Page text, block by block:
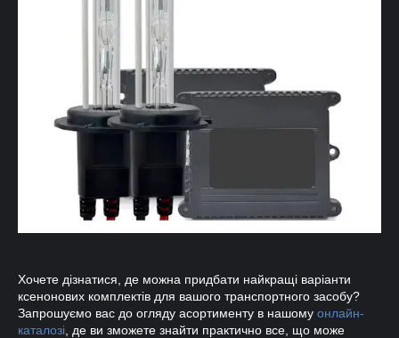
Хочете дізнатися, де можна придбати найкращі варіанти
ксенонових комплектів для вашого транспортного засобу?
Запрошуємо вас до огляду асортименту в нашому онлайн-
каталозі , де ви зможете знайти практично все, що може